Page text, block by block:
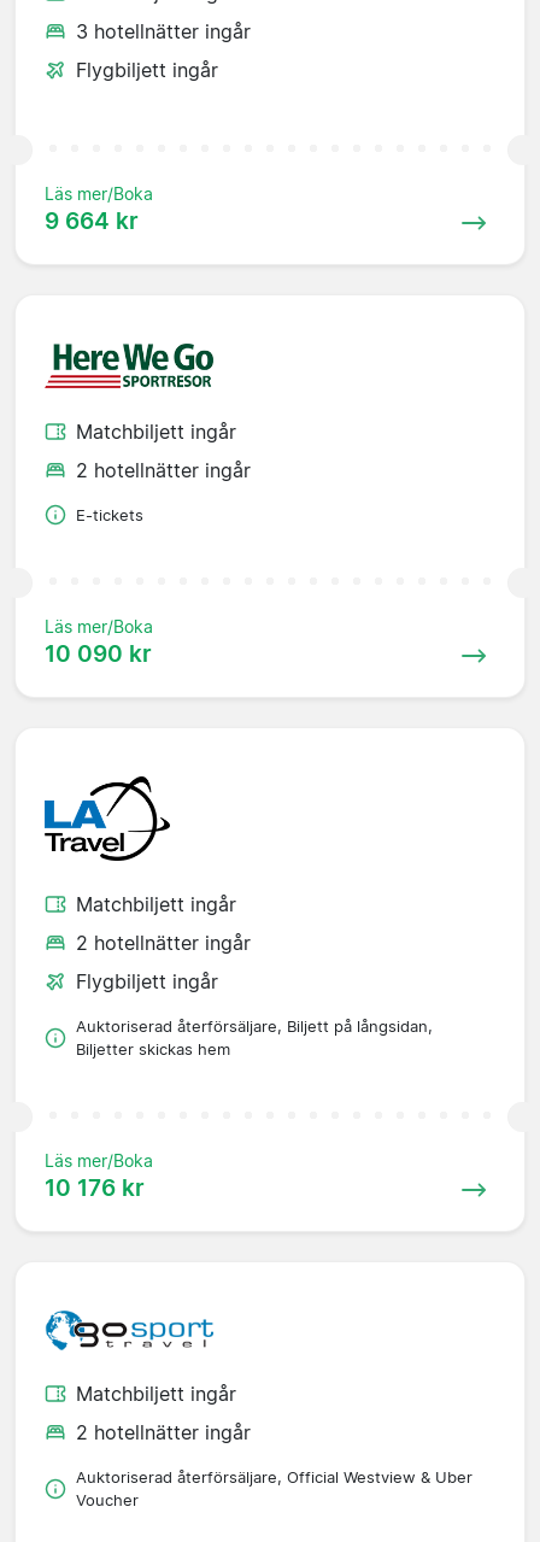
3 hotellnätter ingår
Flygbiljett ingår
Läs mer/Boka
9 664 kr
Matchbiljett ingår
2 hotellnätter ingår
E-tickets
Läs mer/Boka
10 090 kr
Matchbiljett ingår
2 hotellnätter ingår
Flygbiljett ingår
Auktoriserad återförsäljare, Biljett på långsidan,
Biljetter skickas hem
Läs mer/Boka
10 176 kr
Matchbiljett ingår
2 hotellnätter ingår
Auktoriserad återförsäljare, Official Westview & Uber
Voucher